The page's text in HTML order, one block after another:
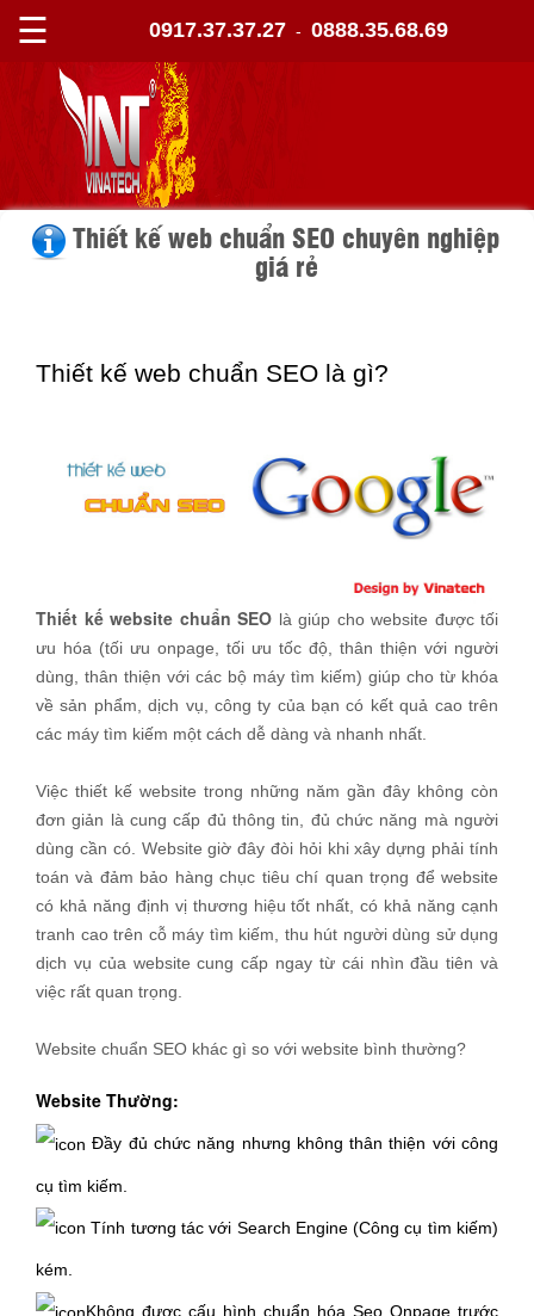
☰ 0917.37.37.27 - 0888.35.68.69
Thiết kế web chuẩn SEO chuyên nghiệp
giá rẻ
Thiết kế web chuẩn SEO là gì?
Thiết kế website chuẩn SEO là giúp cho website được tối
ưu hóa (tối ưu onpage, tối ưu tốc độ, thân thiện với người
dùng, thân thiện với các bộ máy tìm kiếm) giúp cho từ khóa
về sản phẩm, dịch vụ, công ty của bạn có kết quả cao trên
các máy tìm kiếm một cách dễ dàng và nhanh nhất.
Việc thiết kế website trong những năm gần đây không còn
đơn giản là cung cấp đủ thông tin, đủ chức năng mà người
dùng cần có. Website giờ đây đòi hỏi khi xây dựng phải tính
toán và đảm bảo hàng chục tiêu chí quan trọng để website
có khả năng định vị thương hiệu tốt nhất, có khả năng cạnh
tranh cao trên cỗ máy tìm kiếm, thu hút người dùng sử dụng
dịch vụ của website cung cấp ngay từ cái nhìn đầu tiên và
việc rất quan trọng.
Website chuẩn SEO khác gì so với website bình thường?
Website Thường:
Đầy đủ chức năng nhưng không thân thiện với công
cụ tìm kiếm.
Tính tương tác với Search Engine (Công cụ tìm kiếm)
kém.
Không được cấu hình chuẩn hóa Seo Onpage trước